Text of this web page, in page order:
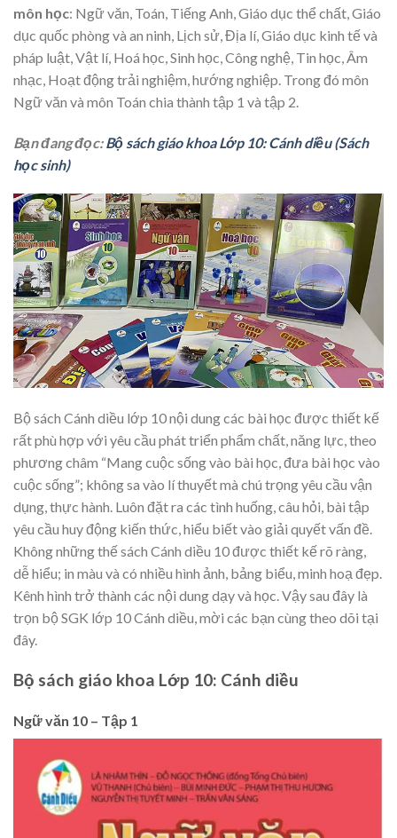
môn học: Ngữ văn, Toán, Tiếng Anh, Giáo dục thể chất, Giáo
dục quốc phòng và an ninh, Lịch sử, Địa lí, Giáo dục kinh tế và
pháp luật, Vật lí, Hoá học, Sinh học, Công nghệ, Tin học, Âm
nhạc, Hoạt động trải nghiệm, hướng nghiệp. Trong đó môn
Ngữ văn và môn Toán chia thành tập 1 và tập 2.
Bạn đang đọc:Bộ sách giáo khoa Lớp 10: Cánh diều (Sách
học sinh)
Bộ sách Cánh diều lớp 10 nội dung các bài học được thiết kế
rất phù hợp với yêu cầu phát triển phẩm chất, năng lực, theo
phương châm “Mang cuộc sống vào bài học, đưa bài học vào
cuộc sống”; không sa vào lí thuyết mà chú trọng yêu cầu vận
dụng, thực hành. Luôn đặt ra các tình huống, câu hỏi, bài tập
yêu cầu huy động kiến thức, hiểu biết vào giải quyết vấn đề.
Không những thế sách Cánh diều 10 được thiết kế rõ ràng,
dễ hiểu; in màu và có nhiều hình ảnh, bảng biểu, minh hoạ đẹp.
Kênh hình trở thành các nội dung dạy và học. Vậy sau đây là
trọn bộ SGK lớp 10 Cánh diều, mời các bạn cùng theo dõi tại
đây.
Bộ sách giáo khoa Lớp 10: Cánh diều
Ngữ văn 10 – Tập 1